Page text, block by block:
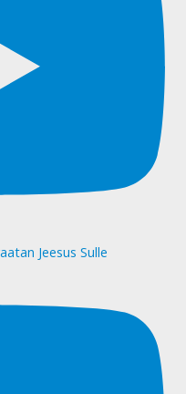
Jeesus Sulle